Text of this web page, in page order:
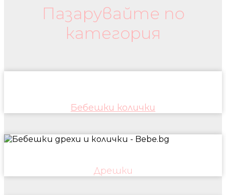
Пазарувайте по
категория
Бебешки колички
Дрешки